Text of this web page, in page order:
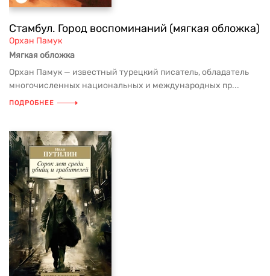
Стамбул. Город воспоминаний (мягкая обложка)
Орхан Памук
Мягкая обложка
Орхан Памук — известный турецкий писатель, обладатель
многочисленных национальных и международных пр...
ПОДРОБНЕЕ